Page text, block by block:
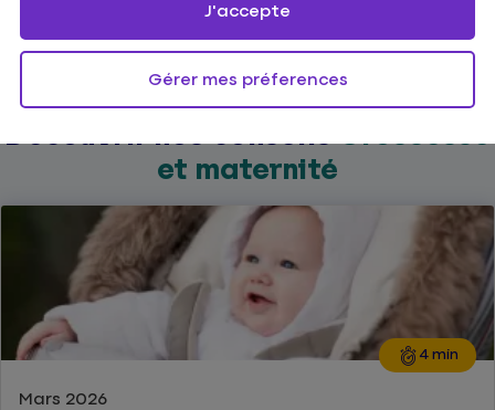
Découvrir nos conseilsGrossesse
et maternité
4 min
Mars 2026
Gérer mes préferences
J'accepte